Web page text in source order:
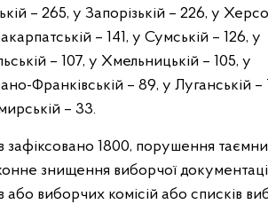
– 265, у Запорізькій – 226, у
– 141, у Сумській – 126, у
– 107, у Хмельницькій – 105, у
Франківській – 89, у Луганській –
– 33.
зафіксовано 1800, порушення
знищення виборчої
виборчих комісій або списків